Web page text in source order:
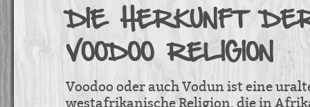
DIE HERKUNFT
VOODOO RELIGION
Voodoo oder auch Vodun ist eine
westafrikanische Religion, die in